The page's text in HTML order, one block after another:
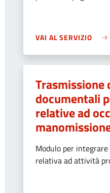
VAI AL SERVIZIO
documentali
relative ad
Modulo per
relativa ad attività